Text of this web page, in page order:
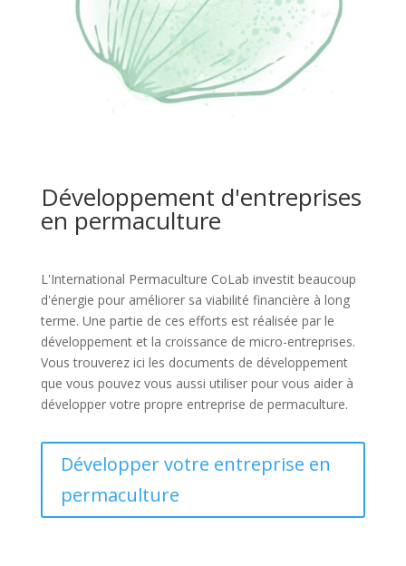
Développement d'entreprises
en permaculture
L'International Permaculture CoLab investit beaucoup
d'énergie pour améliorer sa viabilité financière à long
terme. Une partie de ces efforts est réalisée par le
développement et la croissance de micro-entreprises.
Vous trouverez ici les documents de développement
que vous pouvez vous aussi utiliser pour vous aider à
développer votre propre entreprise de permaculture.
Développer votre entreprise en
permaculture